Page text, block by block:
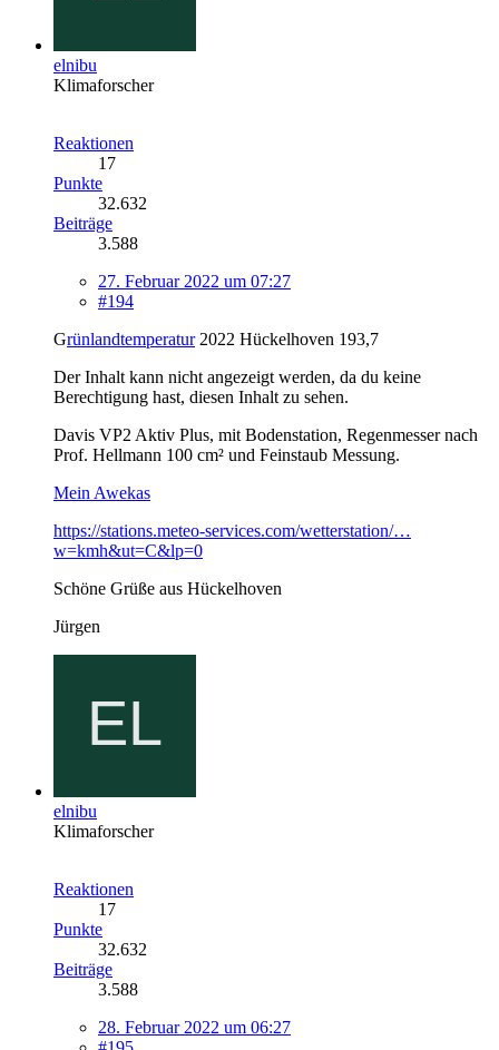
elnibu
Klimaforscher
Reaktionen
17
Punkte
32.632
Beiträge
3.588
27. Februar 2022 um 07:27
#194
Grünlandtemperatur2022 Hückelhoven 193,7
Der Inhalt kann nicht angezeigt werden, da du keine
Berechtigung hast, diesen Inhalt zu sehen.
Davis VP2 Aktiv Plus, mit Bodenstation, Regenmesser nach
Prof. Hellmann 100 cm² und Feinstaub Messung.
Mein Awekas
https://stations.meteo-services.com/wetterstation/…
w=kmh&ut=C&lp=0
Schöne Grüße aus Hückelhoven
Jürgen
elnibu
Klimaforscher
Reaktionen
17
Punkte
32.632
Beiträge
3.588
28. Februar 2022 um 06:27